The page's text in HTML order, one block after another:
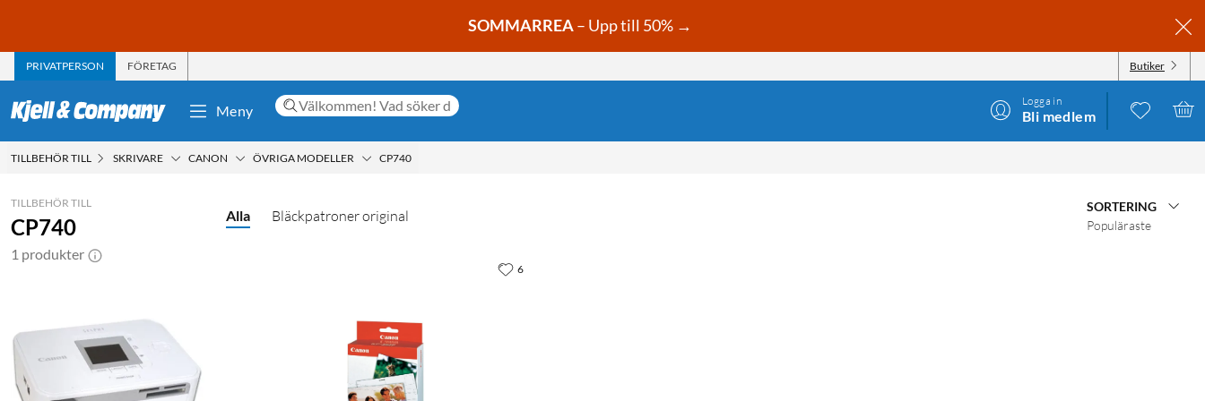
SOMMARREA– Upp till 50% →
PRIVATPERSON FÖRETAG Butiker
Meny
Logga in
Bli medlem
TILLBEHÖR TILL SKRIVARE CANON ÖVRIGA MODELLER CP740
TILLBEHÖR TILL
CP740
1 produkter
Alla Bläckpatroner original
SORTERING
Populäraste
6